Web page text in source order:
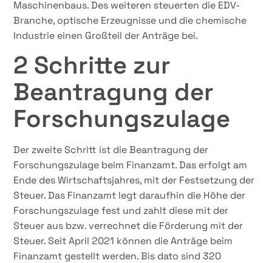
Maschinenbaus. Des weiteren steuerten die EDV-
Branche, optische Erzeugnisse und die chemische
Industrie einen Großteil der Anträge bei.
2 Schritte zur
Beantragung der
Forschungszulage
Der zweite Schritt ist die Beantragung der
Forschungszulage beim Finanzamt. Das erfolgt am
Ende des Wirtschaftsjahres, mit der Festsetzung der
Steuer. Das Finanzamt legt daraufhin die Höhe der
Forschungszulage fest und zahlt diese mit der
Steuer aus bzw. verrechnet die Förderung mit der
Steuer. Seit April 2021 können die Anträge beim
Finanzamt gestellt werden. Bis dato sind 320